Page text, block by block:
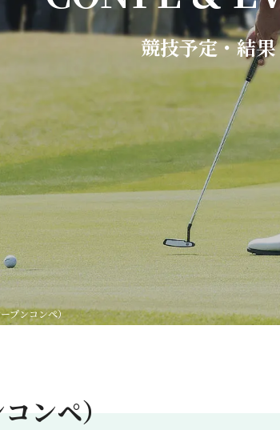
競技予定・結果
プンコンペ）
ンペ）